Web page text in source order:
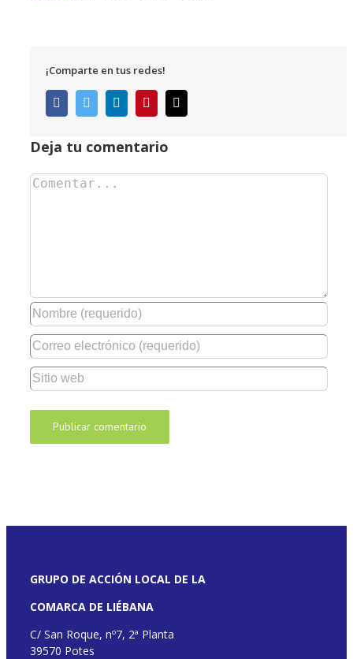
¡Comparte en tus redes!
FacebookTwitter LinkedInPinterest
electrónico
Deja tu comentario
Comentar
GRUPO DE ACCIÓN LOCAL DE LA
COMARCA DE LIÉBANA
C/ San Roque, nº7, 2ª Planta
39570 Potes